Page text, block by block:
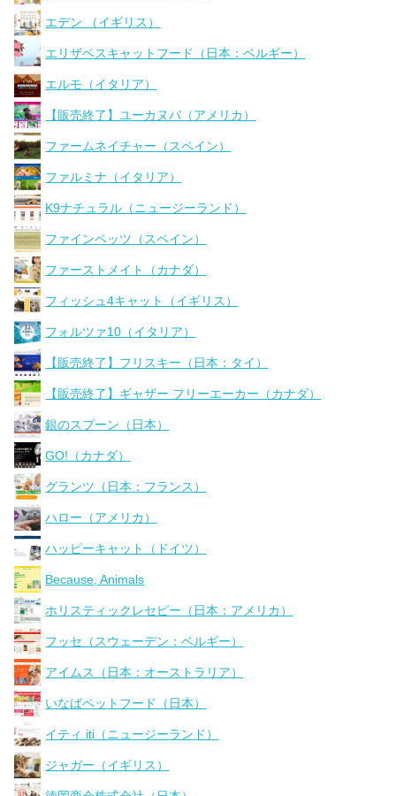
エデン （イギリス）
エリザベスキャットフード（日本：ベルギー）
エルモ（イタリア）
【販売終了】ユーカヌバ（アメリカ）
ファームネイチャー（スペイン）
ファルミナ（イタリア）
K9ナチュラル（ニュージーランド）
ファインペッツ（スペイン）
ファーストメイト（カナダ）
フィッシュ4キャット（イギリス）
フォルツァ10（イタリア）
【販売終了】フリスキー（日本：タイ）
【販売終了】ギャザー フリーエーカー（カナダ）
銀のスプーン（日本）
GO!（カナダ）
グランツ（日本：フランス）
ハロー（アメリカ）
ハッピーキャット（ドイツ）
Because, Animals
ホリスティックレセピー（日本：アメリカ）
フッセ（スウェーデン：ベルギー）
アイムス（日本：オーストラリア）
いなばペットフード（日本）
イティ iti（ニュージーランド）
ジャガー（イギリス）